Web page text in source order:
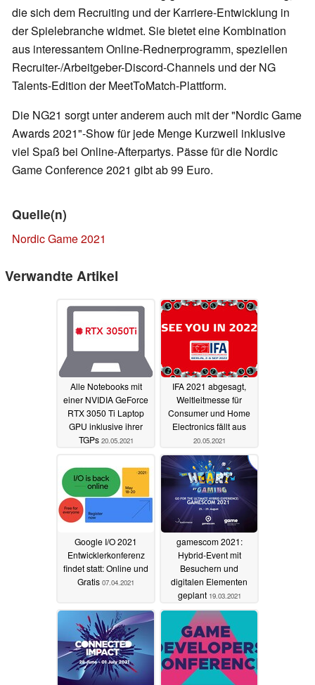
die sich dem Recruiting und der Karriere-Entwicklung in
der Spielebranche widmet. Sie bietet eine Kombination
aus interessantem Online-Rednerprogramm, speziellen
Recruiter-/Arbeitgeber-Discord-Channels und der NG
Talents-Edition der MeetToMatch-Plattform.
Die NG21 sorgt unter anderem auch mit der "Nordic Game
Awards 2021"-Show für jede Menge Kurzweil inklusive
viel Spaß bei Online-Afterpartys. Pässe für die Nordic
Game Conference 2021 gibt ab 99 Euro.
Quelle(n)
Nordic Game 2021
Verwandte Artikel
Alle Notebooks mit
einer NVIDIA GeForce
RTX 3050 Ti Laptop
GPU inklusive ihrer
TGPs 20.05.2021
IFA 2021 abgesagt,
Weltleitmesse für
Consumer und Home
Electronics fällt aus
20.05.2021
Google I/O 2021
Entwicklerkonferenz
findet statt: Online und
Gratis 07.04.2021
gamescom 2021:
Hybrid-Event mit
Besuchern und
digitalen Elementen
geplant 19.03.2021